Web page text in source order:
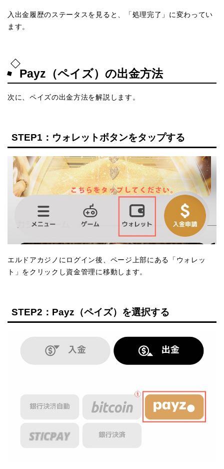
入出金履歴のステータスを見ると、「処理完了」に変わってい
ます。
Payz（ペイズ）の出金方法
次に、ペイズの出金方法を解説します。
STEP1：ウォレットボタンをタップする
エルドアカジノにログイン後、ページ上部にある「ウォレッ
ト」をクリックし資金管理に移動します。
STEP2：Payz（ペイズ）を選択する